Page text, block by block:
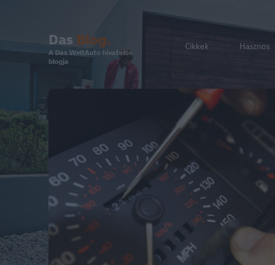
Das Blog.
A Das WeltAuto hivatalos
blogja
Cikkek Hasznos